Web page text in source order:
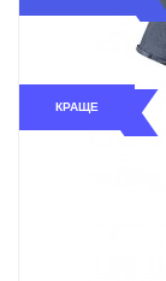
КРАЩЕ